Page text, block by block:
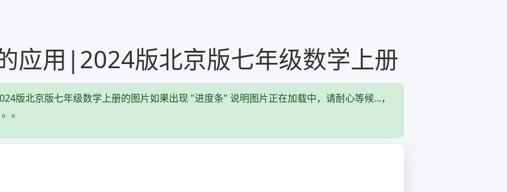
应用|2024版北京版七年级数学上册
版北京版七年级数学上册的图片如果出现 "进度条" 说明图片正在加载中，请耐心等候...，
。